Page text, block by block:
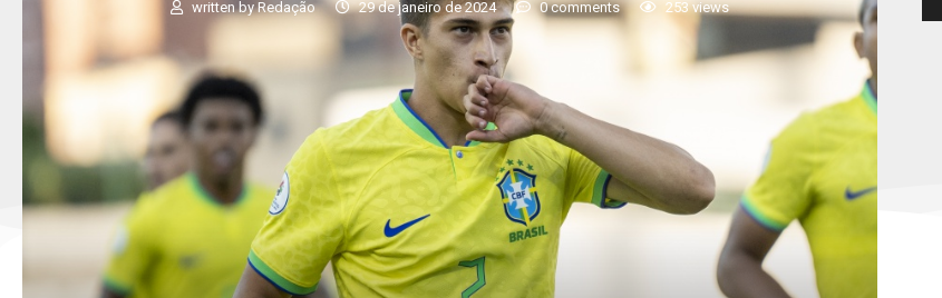
written byRedação 29 de janeiro de 2024 0 comments 253views